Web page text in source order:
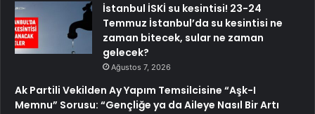
İstanbul İSKİ su kesintisi! 23-24
Temmuz İstanbul’da su kesintisi ne
zaman bitecek, sular ne zaman
gelecek?
Ağustos 7, 2026
Ak Partili Vekilden Ay Yapım Temsilcisine “Aşk-I
Memnu” Sorusu: “Gençliğe ya da Aileye Nasıl Bir Artı